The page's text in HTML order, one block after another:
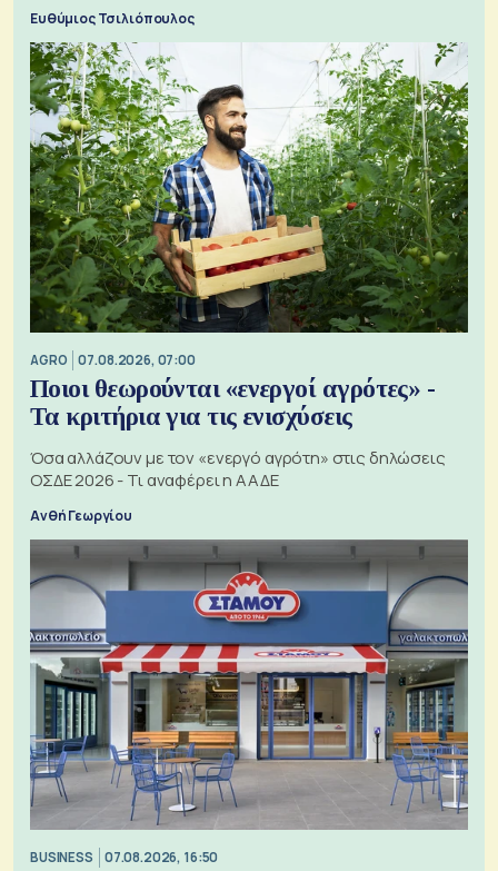
Ευθύμιος Τσιλιόπουλος
AGRO 07.08.2026, 07:00
Ποιοι θεωρούνται «ενεργοί αγρότες» -
Τα κριτήρια για τις ενισχύσεις
Όσα αλλάζουν με τον «ενεργό αγρότη» στις δηλώσεις
ΟΣΔΕ 2026 - Τι αναφέρει η ΑΑΔΕ
Ανθή Γεωργίου
BUSINESS 07.08.2026, 16:50